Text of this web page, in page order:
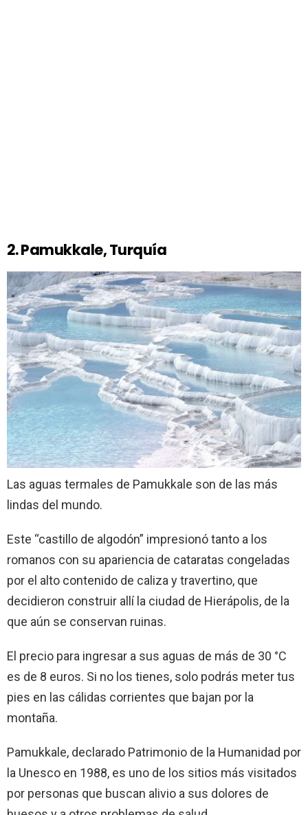
2. Pamukkale, Turquía
Las aguas termales de Pamukkale son de las más
lindas del mundo.
Este “castillo de algodón” impresionó tanto a los
romanos con su apariencia de cataratas congeladas
por el alto contenido de caliza y travertino, que
decidieron construir allí la ciudad de Hierápolis, de la
que aún se conservan ruinas.
El precio para ingresar a sus aguas de más de 30 °C
es de 8 euros. Si no los tienes, solo podrás meter tus
pies en las cálidas corrientes que bajan por la
montaña.
Pamukkale, declarado Patrimonio de la Humanidad por
la Unesco en 1988, es uno de los sitios más visitados
por personas que buscan alivio a sus dolores de